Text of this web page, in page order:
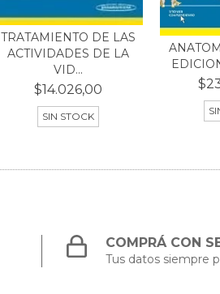
TRATAMIENTO DE LAS
ACTIVIDADES DE LA
VID...
$14.026,00
SIN STOCK
COMPRÁ CON
Tus datos siempre